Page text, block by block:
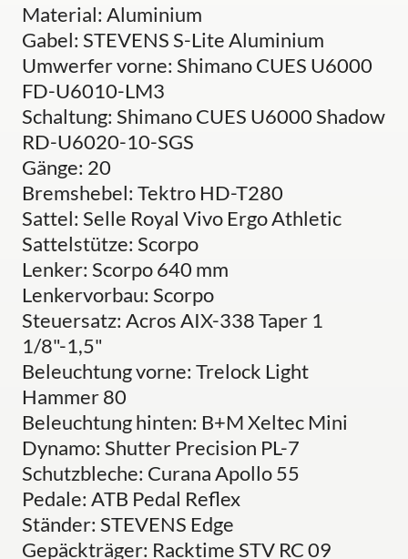
Material: Aluminium
Gabel: STEVENS S-Lite Aluminium
Umwerfer vorne: Shimano CUES U6000
FD-U6010-LM3
Schaltung: Shimano CUES U6000 Shadow
RD-U6020-10-SGS
Gänge: 20
Bremshebel: Tektro HD-T280
Sattel: Selle Royal Vivo Ergo Athletic
Sattelstütze: Scorpo
Lenker: Scorpo 640 mm
Lenkervorbau: Scorpo
Steuersatz: Acros AIX-338 Taper 1
1/8"-1,5"
Beleuchtung vorne: Trelock Light
Hammer 80
Beleuchtung hinten: B+M Xeltec Mini
Dynamo: Shutter Precision PL-7
Schutzbleche: Curana Apollo 55
Pedale: ATB Pedal Reflex
Ständer: STEVENS Edge
Gepäckträger: Racktime STV RC 09